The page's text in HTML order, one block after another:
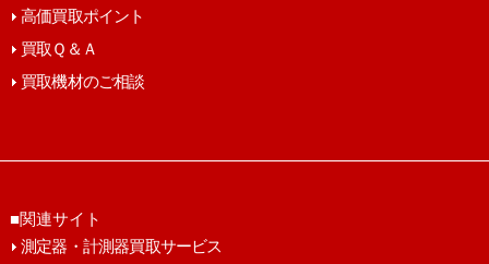
高価買取ポイント
買取Ｑ＆Ａ
買取機材のご相談
■関連サイト
測定器・計測器買取サービス